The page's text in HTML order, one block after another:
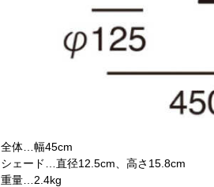
全体…幅45cm
シェード…直径12.5cm、高さ15.8cm
重量…2.4kg